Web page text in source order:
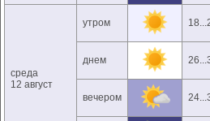
среда
12 август
утром
днем
вечером